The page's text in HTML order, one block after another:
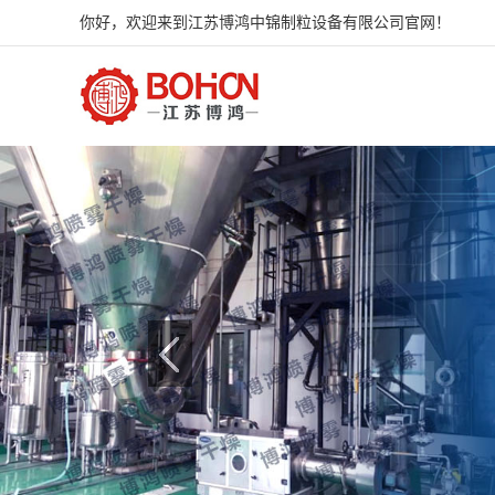
你好，欢迎来到江苏博鸿中锦制粒设备有限公司官网！